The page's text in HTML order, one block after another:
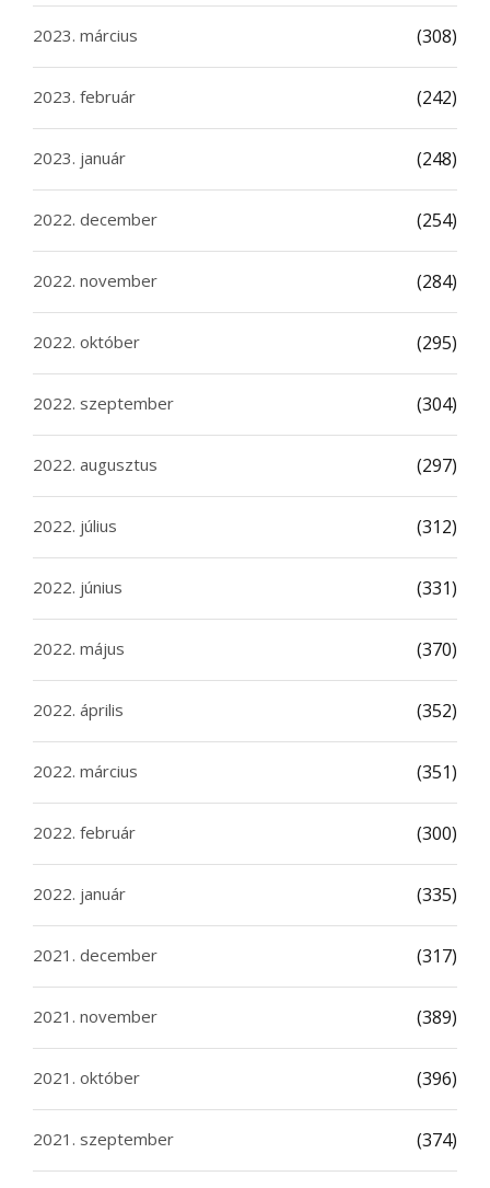
2023. március (308)
2023. február (242)
2023. január (248)
2022. december (254)
2022. november (284)
2022. október (295)
2022. szeptember (304)
2022. augusztus (297)
2022. július (312)
2022. június (331)
2022. május (370)
2022. április (352)
2022. március (351)
2022. február (300)
2022. január (335)
2021. december (317)
2021. november (389)
2021. október (396)
2021. szeptember (374)